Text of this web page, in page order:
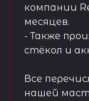
компании
месяцев.
- Также
стёкол и
Все
нашей